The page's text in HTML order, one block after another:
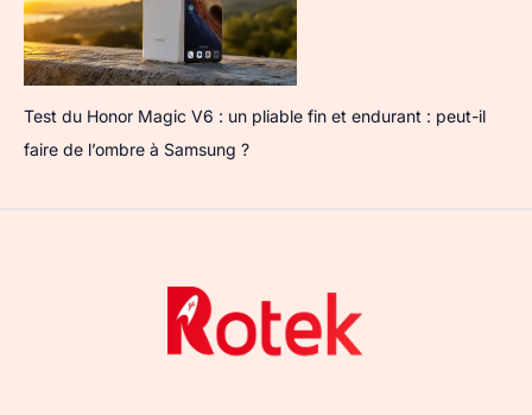
Test du Honor Magic V6 : un pliable fin et endurant : peut-il
faire de l’ombre à Samsung ?